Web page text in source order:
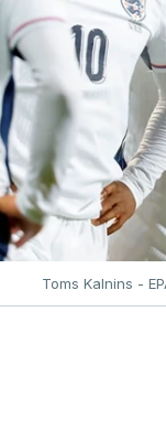
Toms Kalnins -